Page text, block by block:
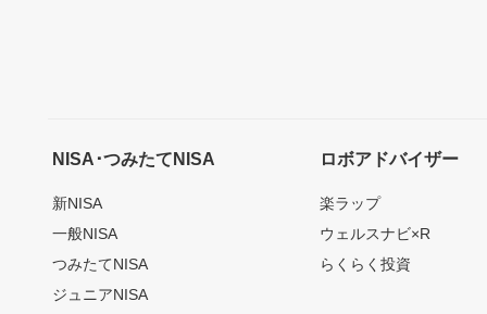
NISA･つみたてNISA
新NISA
一般NISA
つみたてNISA
ジュニアNISA
ロボアドバイザー
楽ラップ
ウェルスナビ×R
らくらく投資